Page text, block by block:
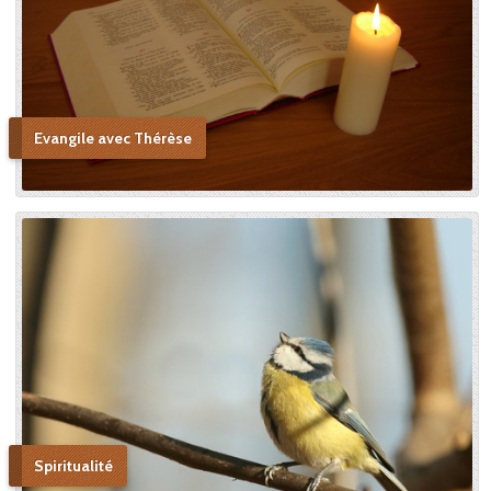
me persuader que j’ai vu la
copie. » Après sa mort, c’est
Céline qui plaida sa cause en
canonisation en défendant
au procès ecclésiastique sa «
petite voie » si novatrice : « Ce
autels, mais l’instrument dont
le bon Dieu s’était servi pour
montrer aux âmes “la voie de
l’enfance spirituelle” afin qu’il
produise tout l’effet pour
lequel il avait été créé. » En
promulguant le décret sur
l’héroïcité des vertus de
Thérèse, le pape Benoît XV
saluera cette « voie de la
confiance et de l’abandon ».
Bonne lecture pour aller de
découvertes en découvertes.
« Autobiographie de la sœur
Evangile avec Thérèse
Spiritualité